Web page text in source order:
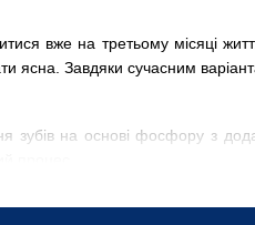
вже на третьому місяці
ясна. Завдяки сучасним
зубів на основі фосфору з